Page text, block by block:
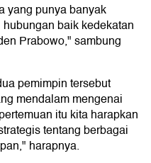
yang punya banyak
baik kedekatan
Prabowo," sambung
pemimpin tersebut
mendalam mengenai
itu kita harapkan
tentang berbagai
harapnya.